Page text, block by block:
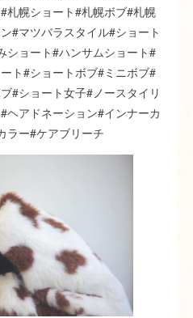
札幌ショート#札幌ボブ#札幌
#マツバラスタイル#ショート
ショート#ハンサムショート#
ト#ショートボブ#ミニボブ#
#ショート女子#ノースタイリ
ヘアドネーション#インナーカ
ラー#ケアブリーチ